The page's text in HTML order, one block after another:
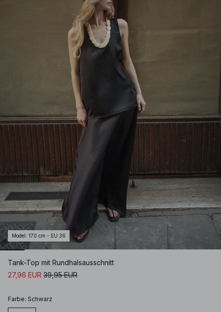
Model : 170 cm - EU 36
Tank-Top mit Rundhalsausschnitt
27,96 EUR 39,95 EUR
Farbe: Schwarz